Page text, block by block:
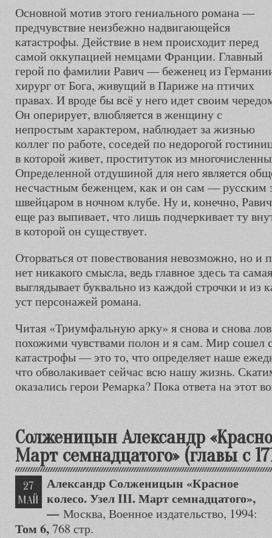
Основной мотив этого гениального романа —
предчувствие неизбежно надвигающейся
катастрофы. Действие в нем происходит перед
самой оккупацией немцами Франции. Главный
герой по фамилии Равич — беженец из
хирург от Бога, живущий в Париже на птичих
правах. И вроде бы всё у него идет своим
Он оперирует, влюбляется в женщину с
непростым характером, наблюдает за жизнью
коллег по работе, соседей по недорогой
в которой живет, проституток из
Определенной отдушиной для него является
несчастным беженцем, как и он сам —
швейцаром в ночном клубе. Ну и, конечно,
еще раз выпивает, что лишь подчеркивает ту
в которой он существует.
Оторваться от повествования невозможно, но и
нет никакого смысла, ведь главное здесь та
выглядывает буквально из каждой строчки и из
уст персонажей романа.
Читая «Триумфальную арку» я снова и снова
похожими чувствами полон и я сам. Мир сошел
катастрофы — это то, что определяет наше
что обволакивает сейчас всю нашу жизнь.
оказались герои Ремарка? Пока ответа на этот
Солженицын Александр
Март семнадцатого» (главы с
27
МАЙ
Александр Солженицын «Красное
колесо. Узел III. Март семнадцатого»,
— Москва, Военное издательство, 1994:
Том 6,768 стр.